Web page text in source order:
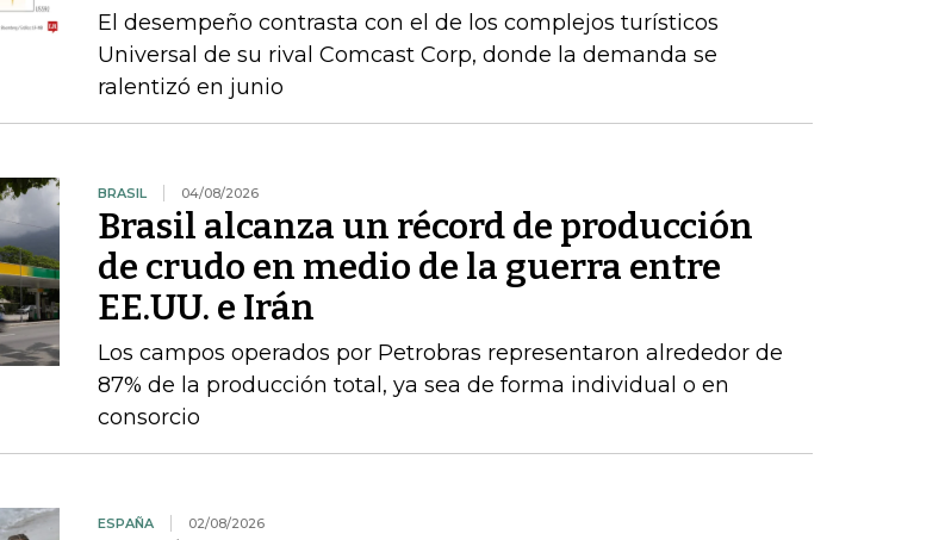
El desempeño contrasta con el de los complejos turísticos
Universal de su rival Comcast Corp, donde la demanda se
ralentizó en junio
BRASIL 04/08/2026
Brasil alcanza un récord de producción
de crudo en medio de la guerra entre
EE.UU. e Irán
Los campos operados por Petrobras representaron alrededor de
87% de la producción total, ya sea de forma individual o en
consorcio
ESPAÑA 02/08/2026